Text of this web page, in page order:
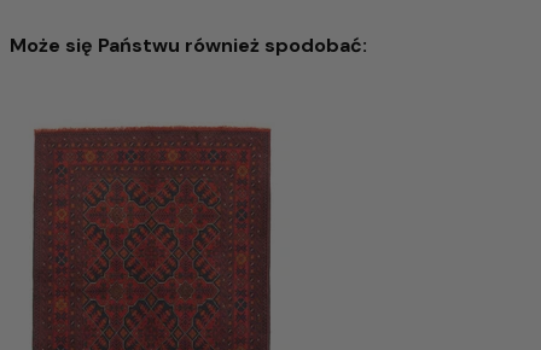
Dywan Zieglera 65x50cm - Dywan orientalny
1.260,00 zł2.252,00 zł-44%
Dodaj do koszyka
Może się Państwu również spodobać: